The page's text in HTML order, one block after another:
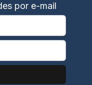
por e-mail